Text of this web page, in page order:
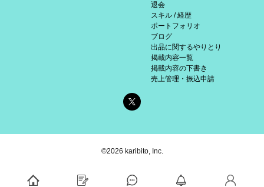
退会
スキル / 経歴
ポートフォリオ
ブログ
出品に関するやりとり
掲載内容一覧
掲載内容の下書き
売上管理・振込申請
©2026 karibito, Inc.